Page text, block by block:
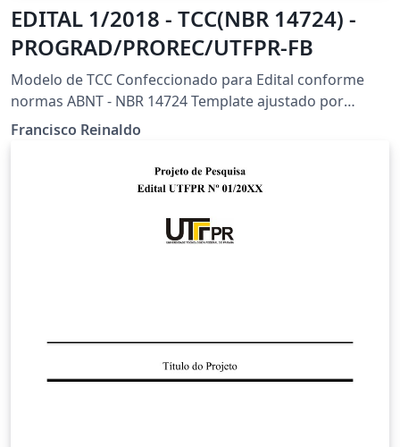
EDITAL 1/2018 - TCC(NBR 14724) -
PROGRAD/PROREC/UTFPR-FB
Modelo de TCC Confeccionado para Edital conforme
normas ABNT - NBR 14724 Template ajustado por
Francisco Reinaldo (https://orcid.org/0000-0001-6161-
Francisco Reinaldo